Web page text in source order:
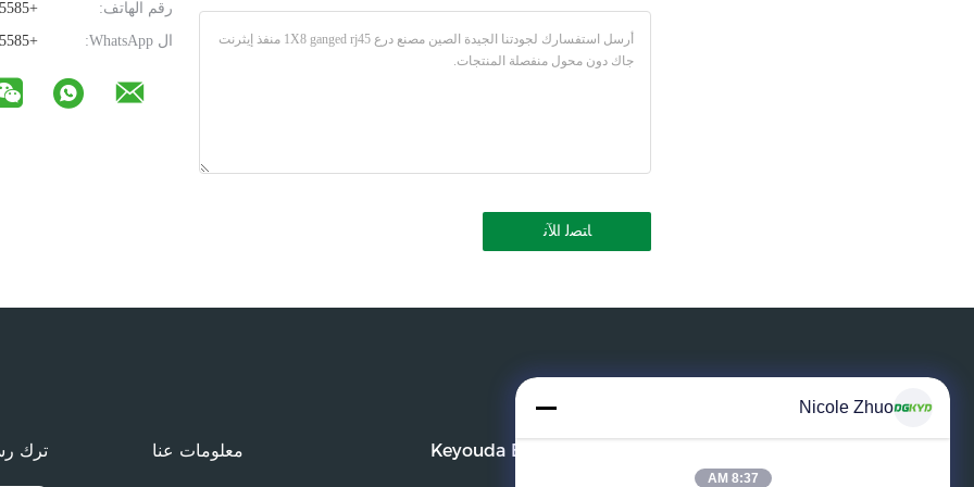
رقم الهاتف:
+8618925835585
ال WhatsApp:
+8618925835585
Keyouda Electronic Technology Co.,ltd معلومات عنا ترك
Nicole Zhuo
8:37 AM